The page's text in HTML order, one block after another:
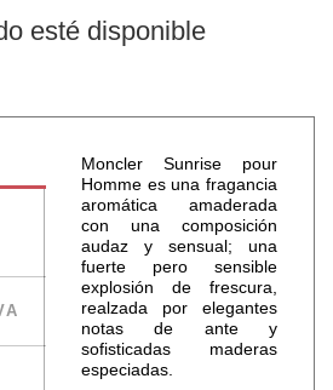
Moncler Sunrise pour
Homme es una fragancia
aromática amaderada
con una composición
audaz y sensual; una
fuerte pero sensible
explosión de frescura,
realzada por elegantes
notas de ante y
sofisticadas maderas
especiadas.